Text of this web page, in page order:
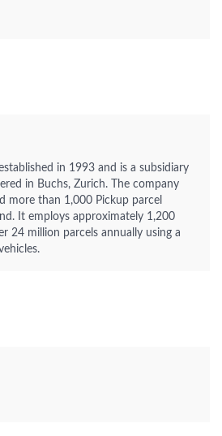
in 1993 and is a subsidiary
in Buchs, Zurich. The company
more than 1,000 Pickup parcel
It employs approximately 1,200
24 million parcels annually using a